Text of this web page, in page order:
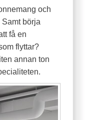
och
börja
få en
flyttar?
annan ton